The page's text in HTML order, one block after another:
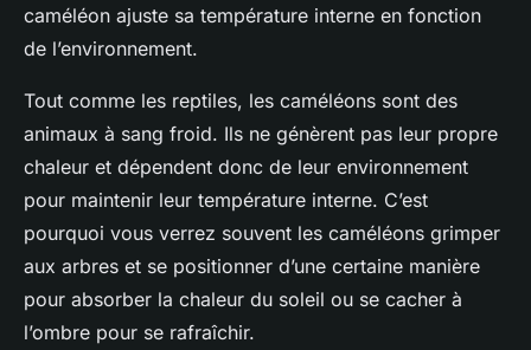
caméléon ajuste sa température interne en fonction
de l’environnement.
Tout comme les reptiles, les caméléons sont des
animaux à sang froid. Ils ne génèrent pas leur propre
chaleur et dépendent donc de leur environnement
pour maintenir leur température interne. C’est
pourquoi vous verrez souvent les caméléons grimper
aux arbres et se positionner d’une certaine manière
pour absorber la chaleur du soleil ou se cacher à
l’ombre pour se rafraîchir.